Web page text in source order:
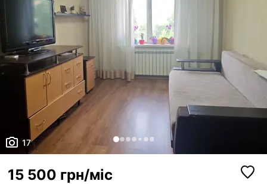
17
15 500 грн/міс